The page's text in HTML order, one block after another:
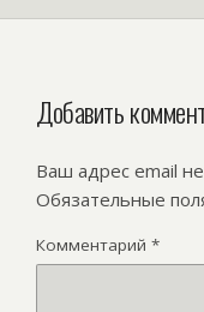
Добавить
Ваш адрес email
Обязательные
Комментарий *